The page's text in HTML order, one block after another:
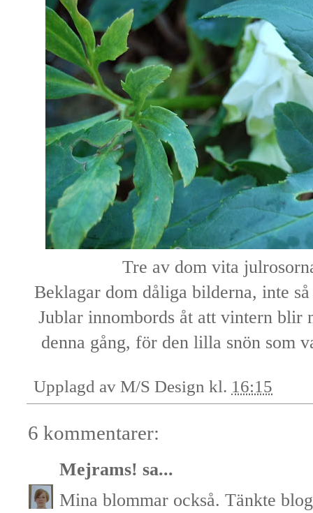
Tre av dom vita
Beklagar dom dåliga bilderna, inte
Jublar innombords åt att vintern blir
denna gång, för den lilla snön som
Upplagd av M/S Design kl. 16:15
6 kommentarer:
Mejrams! sa...
Mina blommar också. Tänkte